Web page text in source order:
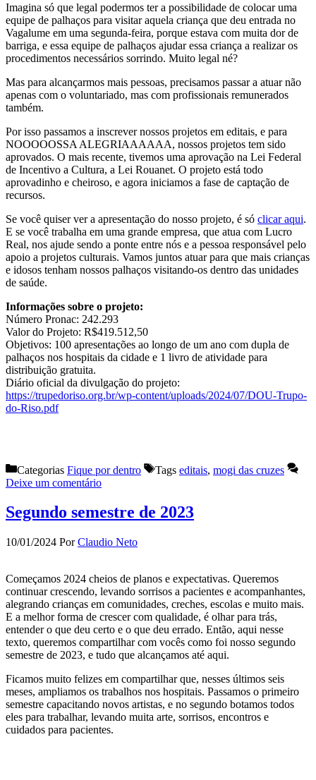
Imagina só que legal podermos ter a possibilidade de colocar uma
equipe de palhaços para visitar aquela criança que deu entrada no
Vagalume em uma segunda-feira, porque estava com muita dor de
barriga, e essa equipe de palhaços ajudar essa criança a realizar os
procedimentos necessários sorrindo. Muito legal né?
Mas para alcançarmos mais pessoas, precisamos passar a atuar não
apenas com o voluntariado, mas com profissionais remunerados
também.
Por isso passamos a inscrever nossos projetos em editais, e para
NOOOOOSSA ALEGRIAAAAAA, nossos projetos tem sido
aprovados. O mais recente, tivemos uma aprovação na Lei Federal
de Incentivo a Cultura, a Lei Rouanet. O projeto está todo
aprovadinho e cheiroso, e agora iniciamos a fase de captação de
recursos.
Se você quiser ver a apresentação do nosso projeto, é só clicar aqui.
E se você trabalha em uma grande empresa, que atua com Lucro
Real, nos ajude sendo a ponte entre nós e a pessoa responsável pelo
apoio a projetos culturais. Vamos juntos atuar para que mais crianças
e idosos tenham nossos palhaços visitando-os dentro das unidades
de saúde.
Informações sobre o projeto:
Número Pronac: 242.293
Valor do Projeto: R$419.512,50
Objetivos: 100 apresentações ao longo de um ano com dupla de
palhaços nos hospitais da cidade e 1 livro de atividade para
distribuição gratuita.
Diário oficial da divulgação do projeto:
https://trupedoriso.org.br/wp-content/uploads/2024/07/DOU-Trupo-
do-Riso.pdf
Categorias Fique por dentro Tags editais, mogi das cruzes
Deixe um comentário
Segundo semestre de 2023
10/01/2024 PorClaudio Neto
Começamos 2024 cheios de planos e expectativas. Queremos
continuar crescendo, levando sorrisos a pacientes e acompanhantes,
alegrando crianças em comunidades, creches, escolas e muito mais.
E a melhor forma de crescer com qualidade, é olhar para trás,
entender o que deu certo e o que deu errado. Então, aqui nesse
texto, queremos compartilhar com vocês como foi nosso segundo
semestre de 2023, e tudo que alcançamos até aqui.
Ficamos muito felizes em compartilhar que, nesses últimos seis
meses, ampliamos os trabalhos nos hospitais. Passamos o primeiro
semestre capacitando novos artistas, e no segundo botamos todos
eles para trabalhar, levando muita arte, sorrisos, encontros e
cuidados para pacientes.